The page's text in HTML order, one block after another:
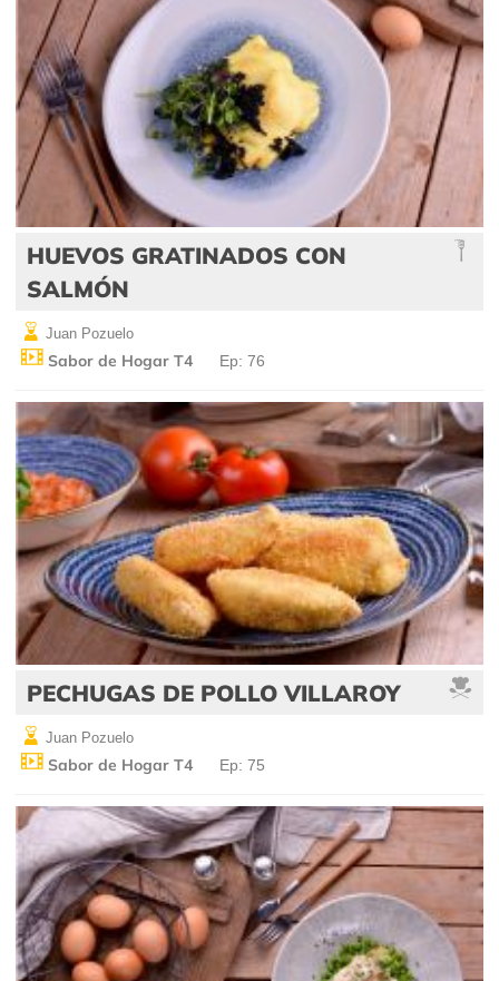
HUEVOS GRATINADOS CON
SALMÓN
Juan Pozuelo
Sabor de Hogar T4 Ep: 76
PECHUGAS DE POLLO VILLAROY
Juan Pozuelo
Sabor de Hogar T4 Ep: 75